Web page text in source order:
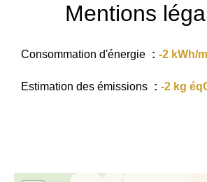
Mentions
Consommation d'énergie -2 kWh/
Estimation des émissions -2 kg